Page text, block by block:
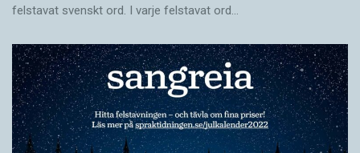
felstavat svenskt ord. I varje felstavat ord…